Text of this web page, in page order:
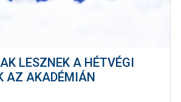
LESZNEK A HÉTVÉGI
AZ AKADÉMIÁN